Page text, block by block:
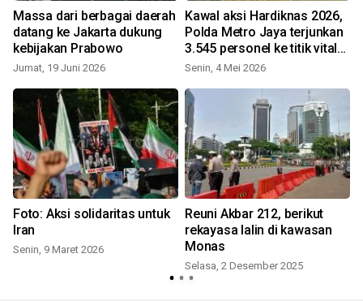
Massa dari berbagai daerah
datang ke Jakarta dukung
kebijakan Prabowo
Jumat, 19 Juni 2026
Kawal aksi Hardiknas 2026,
Polda Metro Jaya terjunkan
3.545 personel ke titik vital
Jakarta
Senin, 4 Mei 2026
Foto: Aksi solidaritas untuk
Iran
Senin, 9 Maret 2026
Reuni Akbar 212, berikut
rekayasa lalin di kawasan
Monas
Selasa, 2 Desember 2025